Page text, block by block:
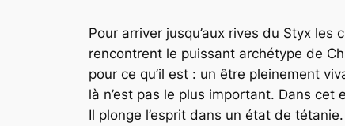
Pour arriver jusqu’aux rives du Styx
rencontrent le puissant archétype de
pour ce qu’il est : un être pleinement
là n’est pas le plus important. Dans cet
Il plonge l’esprit dans un état de